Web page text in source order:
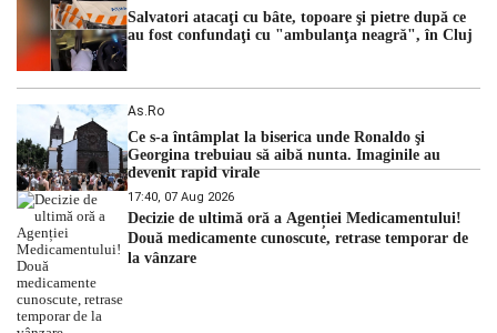
Salvatori atacaţi cu bâte, topoare şi pietre după ce
au fost confundaţi cu "ambulanţa neagră", în Cluj
As.ro
Ce s-a întâmplat la biserica unde Ronaldo şi
Georgina trebuiau să aibă nunta. Imaginile au
devenit rapid virale
17:40, 07 Aug 2026
Decizie de ultimă oră a Agenției Medicamentului!
Două medicamente cunoscute, retrase temporar de
la vânzare